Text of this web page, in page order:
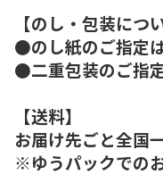
【のし・包装につ
●のし紙のご指定
●二重包装のご指
【送料】
お届け先ごと全国
※ゆうパックでの